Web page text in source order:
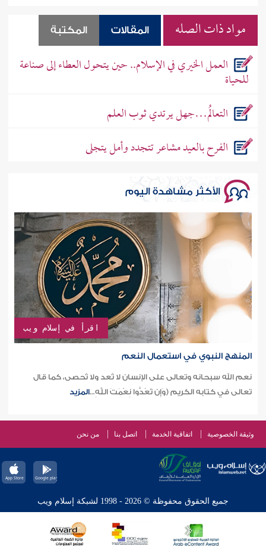
مواد ذات الصله المقالات المكتبة
العمل الخيري في الإسلام.. حين يتحول العطاء إلى صناعة
للحياة
التعالُم…جهل يرتدي ثوب العلم
الفرح بالعيد مشاعر تتجدد وأمل يتجلى
الأكثر مشاهدة اليوم
اقرأ في إسلام ويب
المنهج النبوي في استعمال النعم
نعم الله سبحانه وتعالى على الإنسان لا تُعد ولا تُحصى، كما قال
تعالى في كتابه الكريم (وَإِن تَعُدُّوا نِعْمَتَ اللَّهِ...المزيد
وثيقة الخصوصية اتفاقية الخدمة اتصل بنا من نحن
جميع الحقوق محفوظة © 2026 - 1998 لشبكة إسلام ويب